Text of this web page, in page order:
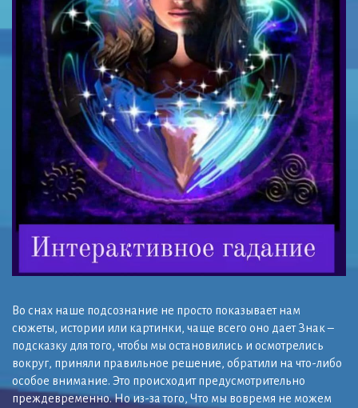
Во снах наше подсознание не просто показывает нам
сюжеты, истории или картинки, чаще всего оно дает Знак –
подсказку для того, чтобы мы остановились и осмотрелись
вокруг, приняли правильное решение, обратили на что-либо
особое внимание. Это происходит предусмотрительно
преждевременно. Но из-за того, Что мы вовремя не можем